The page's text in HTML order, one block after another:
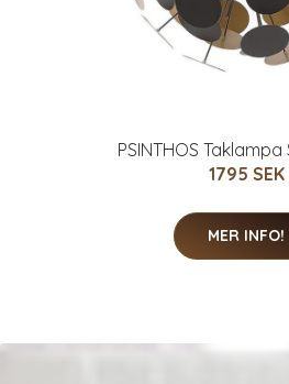
PSINTHOS
1795 SEK
MER INFO!